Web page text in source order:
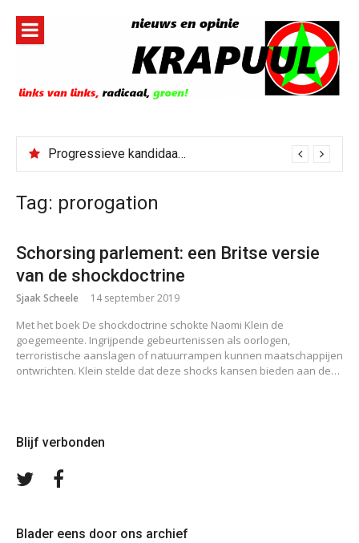
inhoud
Progressieve kandidaat El-Sayed senaatskandidaat Michigan
Tag: prorogation
Schorsing parlement: een Britse versie
van de shockdoctrine
Sjaak Scheele 14 september 2019
Met het boek De shockdoctrine schokte Naomi Klein de
goegemeente. Ingrijpende gebeurtenissen als oorlogen,
terroristische aanslagen of natuurrampen kunnen maatschappijen
ontwrichten. Klein stelde dat deze shocks kansen bieden aan de…
Blijf verbonden
Volg
Blader eens door ons archief